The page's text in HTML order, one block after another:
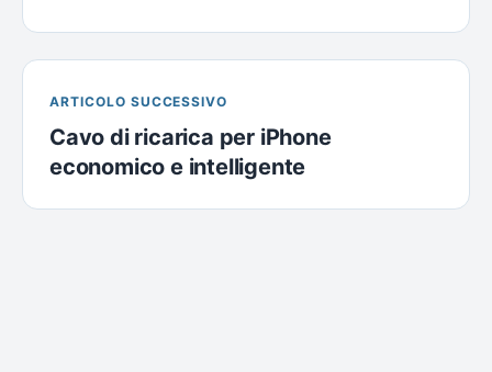
ARTICOLO SUCCESSIVO
Cavo di ricarica per iPhone
economico e intelligente